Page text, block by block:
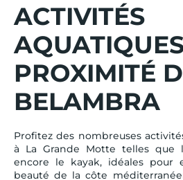
ACTIVITÉS
PROXIMITÉ
BELAMBRA
Profitez des nombreuses
à La Grande Motte telles que
encore le kayak, idéales pour
beauté de la côte